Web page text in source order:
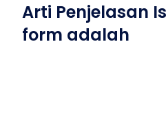
Arti Penjelasan
form adalah